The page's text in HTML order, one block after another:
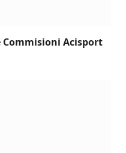
Acisport